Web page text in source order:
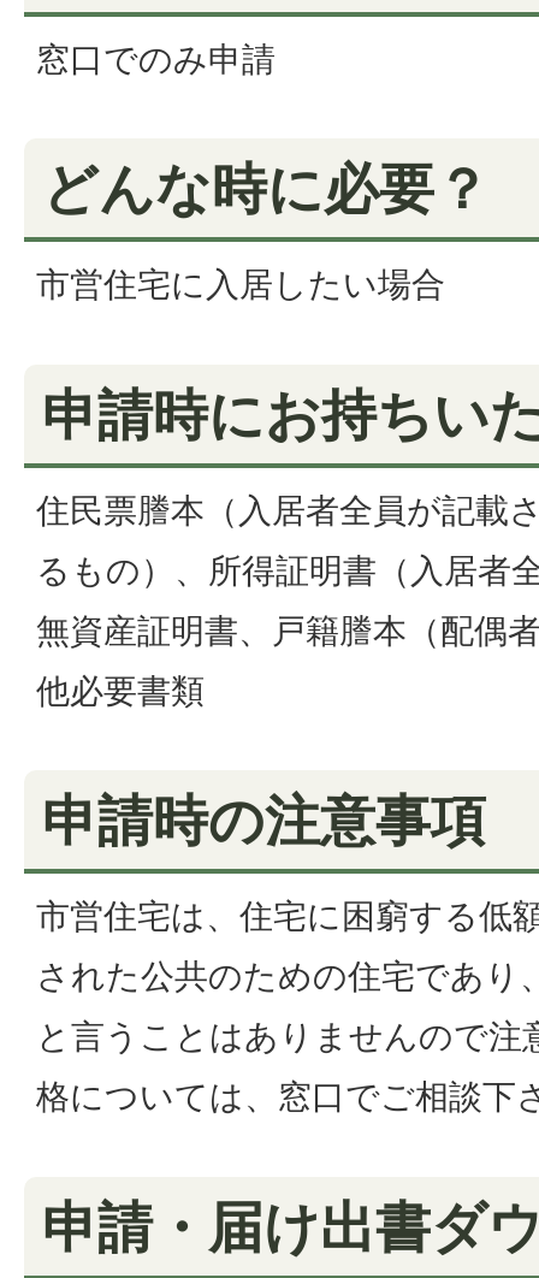
窓口でのみ申請
どんな時に必要？
市営住宅に入居したい場合
申請時にお持ちい
住民票謄本（入居者全員が記載
るもの）、所得証明書（入居者
無資産証明書、戸籍謄本（配偶
他必要書類
申請時の注意事項
市営住宅は、住宅に困窮する低
された公共のための住宅であり
と言うことはありませんので注
格については、窓口でご相談下
申請・届け出書ダ